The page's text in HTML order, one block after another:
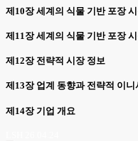
제10장 세계의 식물 기반 포장
제11장 세계의 식물 기반 포장
제12장 전략적 시장 정보
제13장 업계 동향과 전략적 이니
제14장 기업 개요